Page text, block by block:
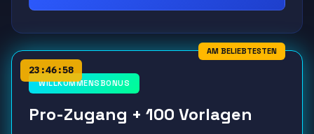
AM BELIEBTESTEN
23:46:57
WILLKOMMENSBONUS
Pro-Zugang + 100 Vorlagen